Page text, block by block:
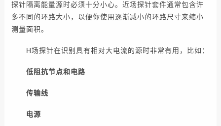
探针隔离能量源时必须十分小心。近场探针套件通常包含许
多不同的环路大小，以便你使用逐渐减小的环路尺寸来缩小
测量面积。
H场探针在识别具有相对大电流的源时非常有用，比如：
低阻抗节点和电路
传输线
电源